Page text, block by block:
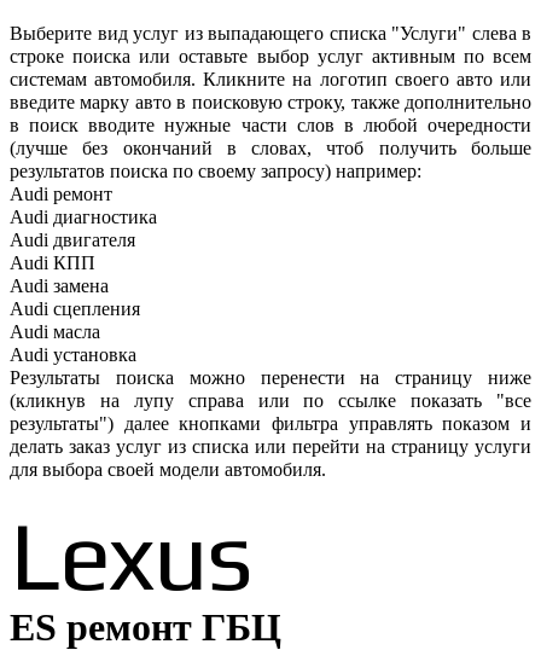
Выберите вид услуг из выпадающего списка "Услуги" слева в
строке поиска или оставьте выбор услуг активным по всем
системам автомобиля. Кликните на логотип своего авто или
введите марку авто в поисковую строку, также дополнительно
в поиск вводите нужные части слов в любой очередности
(лучше без окончаний в словах, чтоб получить больше
результатов поиска по своему запросу) например:
Audi ремонт
Audi диагностика
Audi двигателя
Audi КПП
Audi замена
Audi сцепления
Audi масла
Audi установка
Результаты поиска можно перенести на страницу ниже
(кликнув на лупу справа или по ссылке показать "все
результаты") далее кнопками фильтра управлять показом и
делать заказ услуг из списка или перейти на страницу услуги
для выбора своей модели автомобиля.
Lexus
ES ремонт ГБЦ